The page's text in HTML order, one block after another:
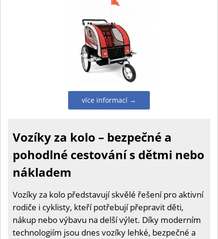
více informací →
Vozíky za kolo – bezpečné a
pohodlné cestování s dětmi nebo
nákladem
Vozíky za kolo představují skvělé řešení pro aktivní
rodiče i cyklisty, kteří potřebují přepravit děti,
nákup nebo výbavu na delší výlet. Díky moderním
technologiím jsou dnes vozíky lehké, bezpečné a